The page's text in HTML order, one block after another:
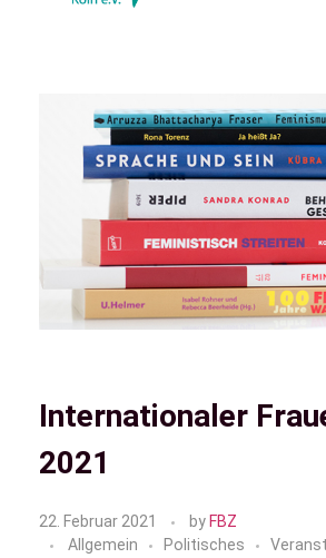
Internationaler
2021
22. Februar 2021 by FBZ
Allgemein
Politisches